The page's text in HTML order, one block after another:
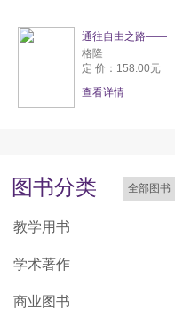
通往自由之路——
格隆
定 价：158.00元
查看详情
图书分类 全部图书
教学用书
学术著作
商业图书